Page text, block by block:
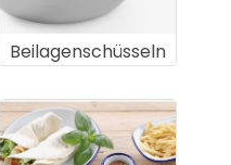
Beilagenschüsseln